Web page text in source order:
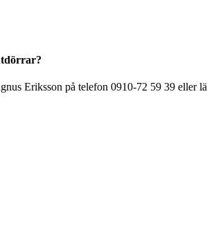
Eriksson på telefon 0910-72 59 39 eller